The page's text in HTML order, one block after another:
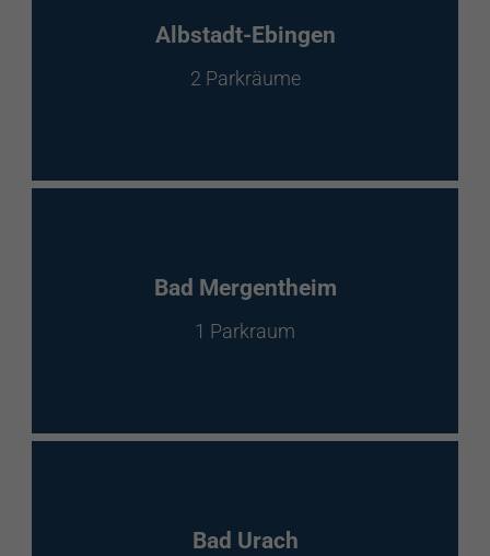
EnBW Mobility
Spontanladen
Albstadt-Ebingen
2 Parkräume
Bad Mergentheim
1 Parkraum
Bad Urach